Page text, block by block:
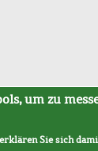
um zu
Sie sich